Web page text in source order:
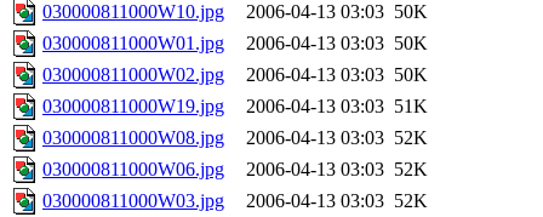
030000811000W10.jpg
2006-04-13 03:03 50K
030000811000W01.jpg
2006-04-13 03:03 50K
030000811000W02.jpg
2006-04-13 03:03 50K
030000811000W19.jpg
2006-04-13 03:03 51K
030000811000W08.jpg
2006-04-13 03:03 52K
030000811000W06.jpg
2006-04-13 03:03 52K
030000811000W03.jpg
2006-04-13 03:03 52K